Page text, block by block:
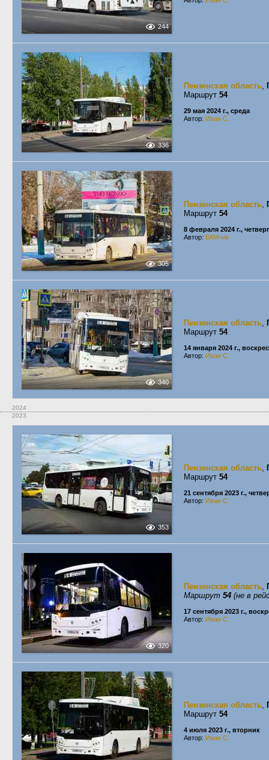
244
336
Пензенская область,
Маршрут 54
29 мая 2024 г., среда
Автор: Иван С.
305
Пензенская область,
Маршрут 54
8 февраля 2024 г., четверг
Автор: БКМчик
340
Пензенская область,
Маршрут 54
14 января 2024 г.,
Автор: Иван С.
2024
2023
353
Пензенская область,
Маршрут 54
21 сентября 2023 г.,
Автор: Иван С.
320
Пензенская область,
Маршрут 54 (не в
17 сентября 2023 г.,
Автор: Иван С.
Пензенская область,
Маршрут 54
4 июля 2023 г., вторник
Автор: Иван С.